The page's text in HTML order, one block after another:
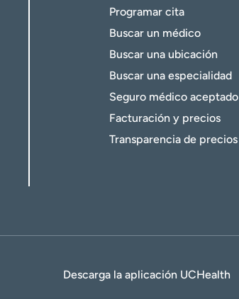
Programar cita
Buscar un médico
Buscar una ubicación
Buscar una especialidad
Seguro médico aceptado
Facturación y precios
Transparencia de precios
Descarga la aplicación UCHealth